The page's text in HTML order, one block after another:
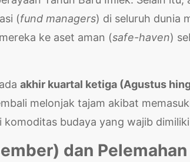
(fund managers) di seluruh dunia
ke aset aman (safe-haven)
akhir kuartal ketiga (Agustus
melonjak tajam akibat
budaya yang wajib
dan Pelemahan